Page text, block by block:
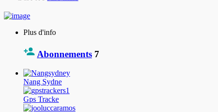
Plus d'info
Abonnements 7
Nang Sydne
Gps Tracke